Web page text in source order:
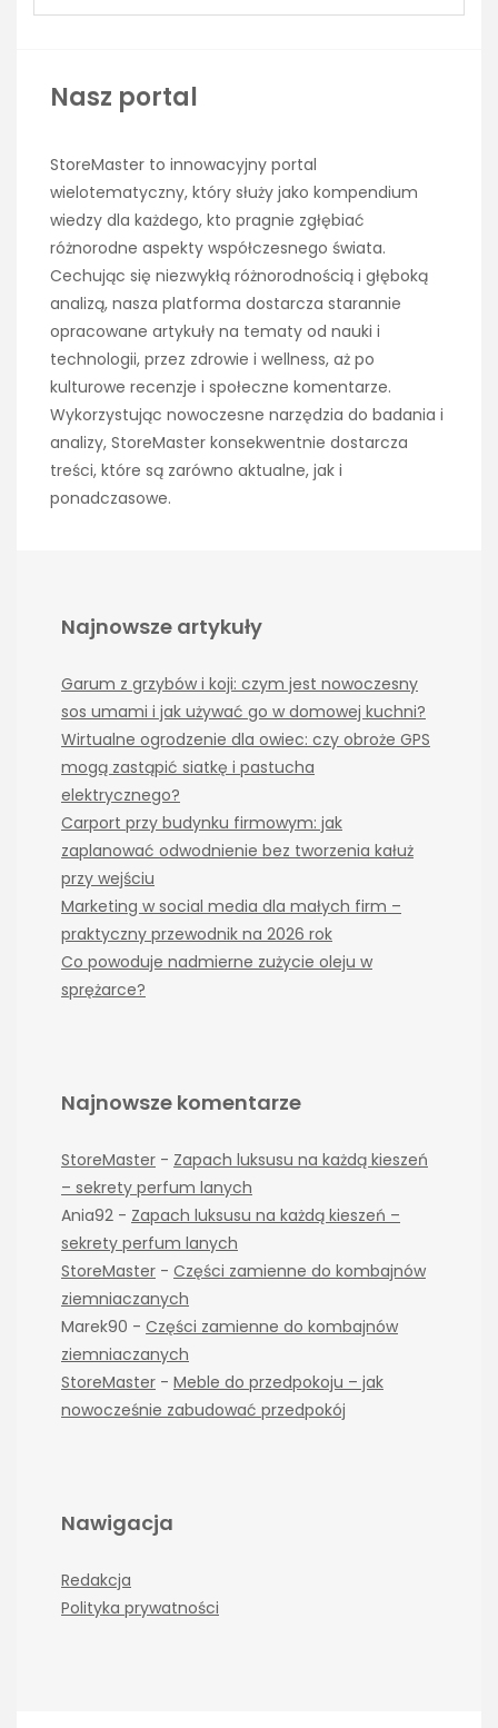
Nasz portal
StoreMaster to innowacyjny portal
wielotematyczny, który służy jako kompendium
wiedzy dla każdego, kto pragnie zgłębiać
różnorodne aspekty współczesnego świata.
Cechując się niezwykłą różnorodnością i głęboką
analizą, nasza platforma dostarcza starannie
opracowane artykuły na tematy od nauki i
technologii, przez zdrowie i wellness, aż po
kulturowe recenzje i społeczne komentarze.
Wykorzystując nowoczesne narzędzia do badania i
analizy, StoreMaster konsekwentnie dostarcza
treści, które są zarówno aktualne, jak i
ponadczasowe.
Najnowsze artykuły
Garum z grzybów i koji: czym jest nowoczesny
sos umami i jak używać go w domowej kuchni?
Wirtualne ogrodzenie dla owiec: czy obroże GPS
mogą zastąpić siatkę i pastucha
elektrycznego?
Carport przy budynku firmowym: jak
zaplanować odwodnienie bez tworzenia kałuż
przy wejściu
Marketing w social media dla małych firm –
praktyczny przewodnik na 2026 rok
Co powoduje nadmierne zużycie oleju w
sprężarce?
Najnowsze komentarze
StoreMaster - Zapach luksusu na każdą kieszeń
– sekrety perfum lanych
Ania92 - Zapach luksusu na każdą kieszeń –
sekrety perfum lanych
StoreMaster - Części zamienne do kombajnów
ziemniaczanych
Marek90 - Części zamienne do kombajnów
ziemniaczanych
StoreMaster - Meble do przedpokoju – jak
nowocześnie zabudować przedpokój
Nawigacja
Redakcja
Polityka prywatności